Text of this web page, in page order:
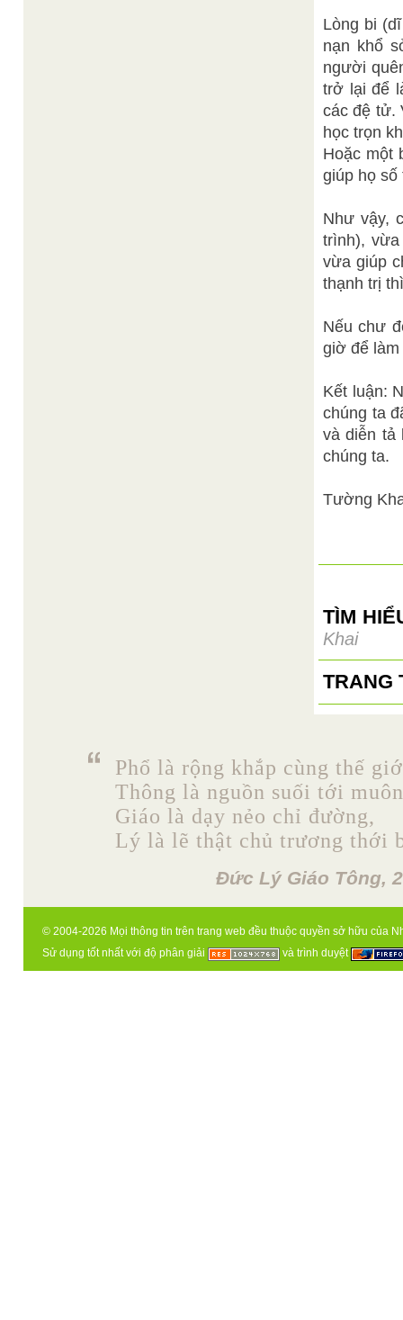
Lòng bi
nạn khổ
người
trở lại để
các đệ tử.
học trọn
Hoặc một
giúp họ số
Như vậy,
trình),
vừa giúp
thạnh trị
Nếu chư
giờ để
Kết luận:
chúng ta
và diễn tả
chúng ta.
Tường
TÌM
Khai
TRANG
Phổ là rộng khắp cùng thế
Thông là nguồn suối tới
Giáo là dạy nẻo chỉ đường,
Lý là lẽ thật chủ trương thới
Đức Lý Giáo Tông,
© 2004-2026 Mọi thông tin trên trang web đều thuộc quyền sở hữu của
Sử dụng tốt nhất với độ phân giải
và trình duyệt